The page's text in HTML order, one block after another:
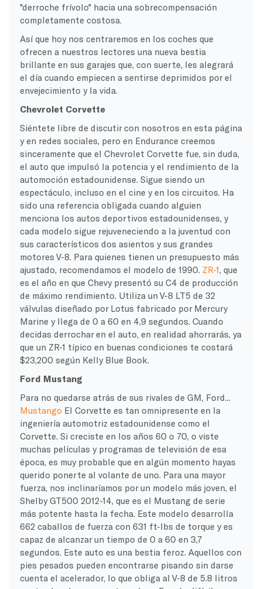
"derroche frívolo" hacia una sobrecompensación
completamente costosa.
Así que hoy nos centraremos en los coches que
ofrecen a nuestros lectores una nueva bestia
brillante en sus garajes que, con suerte, les alegrará
el día cuando empiecen a sentirse deprimidos por el
envejecimiento y la vida.
Chevrolet Corvette
Siéntete libre de discutir con nosotros en esta página
y en redes sociales, pero en Endurance creemos
sinceramente que el Chevrolet Corvette fue, sin duda,
el auto que impulsó la potencia y el rendimiento de la
automoción estadounidense. Sigue siendo un
espectáculo, incluso en el cine y en los circuitos. Ha
sido una referencia obligada cuando alguien
menciona los autos deportivos estadounidenses, y
cada modelo sigue rejuveneciendo a la juventud con
sus característicos dos asientos y sus grandes
motores V-8. Para quienes tienen un presupuesto más
ajustado, recomendamos el modelo de 1990. ZR-1 , que
es el año en que Chevy presentó su C4 de producción
de máximo rendimiento. Utiliza un V-8 LT5 de 32
válvulas diseñado por Lotus fabricado por Mercury
Marine y llega de 0 a 60 en 4,9 segundos. Cuando
decidas derrochar en el auto, en realidad ahorrarás, ya
que un ZR-1 típico en buenas condiciones te costará
$23,200 según Kelly Blue Book.
Ford Mustang
Para no quedarse atrás de sus rivales de GM, Ford...
Mustango El Corvette es tan omnipresente en la
ingeniería automotriz estadounidense como el
Corvette. Si creciste en los años 60 o 70, o viste
muchas películas y programas de televisión de esa
época, es muy probable que en algún momento hayas
querido ponerte al volante de uno. Para una mayor
fuerza, nos inclinaríamos por un modelo más joven, el
Shelby GT500 2012-14, que es el Mustang de serie
más potente hasta la fecha. Este modelo desarrolla
662 caballos de fuerza con 631 ft-lbs de torque y es
capaz de alcanzar un tiempo de 0 a 60 en 3,7
segundos. Este auto es una bestia feroz. Aquellos con
pies pesados pueden encontrarse pisando sin darse
cuenta el acelerador, lo que obliga al V-8 de 5.8 litros